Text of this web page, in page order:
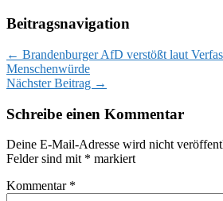
Beitragsnavigation
← Brandenburger AfD verstößt laut
Menschenwürde
Nächster Beitrag →
Schreibe einen Kommentar
Deine E-Mail-Adresse wird nicht
Felder sind mit * markiert
Kommentar *